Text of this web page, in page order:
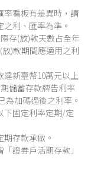
率看板有差異時，請
利、匯率為準。
存(放)款天數占全年
)款期間應適用之利
達新臺幣10萬元以上
儲蓄存款牌告利率
為加碼過後之利率。
下固定利率定期/定
存款承做。
證券戶活期存款」